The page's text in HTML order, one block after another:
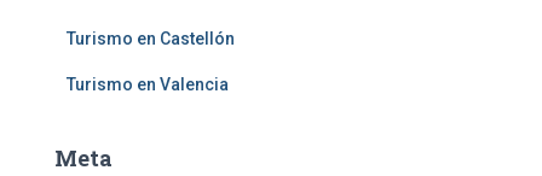
Turismo en Castellón
Turismo en Valencia
Meta